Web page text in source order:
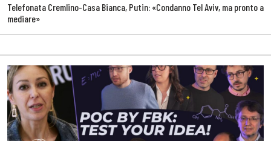
Telefonata Cremlino-Casa Bianca, Putin: «Condanno Tel Aviv, ma pronto a
mediare»